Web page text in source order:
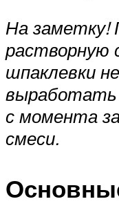
На заметку!
растворную
шпаклевки
выработать
с момента
смеси.